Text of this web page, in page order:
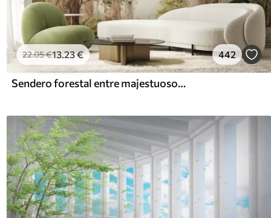
22.05€13.23€ 442
Sendero forestal entre majestuosos árboles en estilo acuarela